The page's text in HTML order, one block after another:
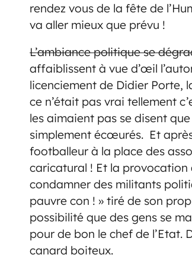
rendez vous de la fête de
va aller mieux que prévu !
L’ambiance politique se
affaiblissent à vue d’œil
licenciement de Didier Porte,
ce n’était pas vrai tellement
les aimaient pas se disent
simplement écœurés. Et
footballeur à la place des
caricatural ! Et la provocation
condamner des militants
pauvre con ! » tiré de son
possibilité que des gens se
pour de bon le chef de l’Etat.
canard boiteux.